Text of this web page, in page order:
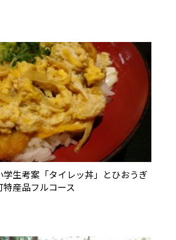
学生考案「タイレッ丼」とひおうぎ
産品フルコース